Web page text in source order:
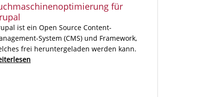
für
ist ein Open Source Content-
System (CMS) und Framework,
frei heruntergeladen werden kann.